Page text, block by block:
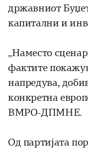
државниот
капитални и
„Наместо
фактите
напредува,
конкретна
ВМРО-ДПМНЕ.
Од партијата